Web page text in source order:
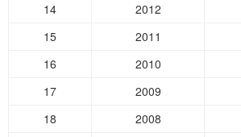
14
2012
15
2011
16
2010
17
2009
18
2008